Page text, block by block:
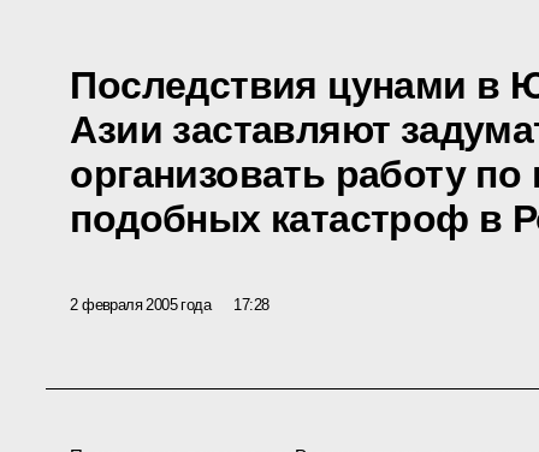
Последствия цунами в
Азии заставляют
организовать работу
подобных катастроф в
2 февраля 2005 года 17:28